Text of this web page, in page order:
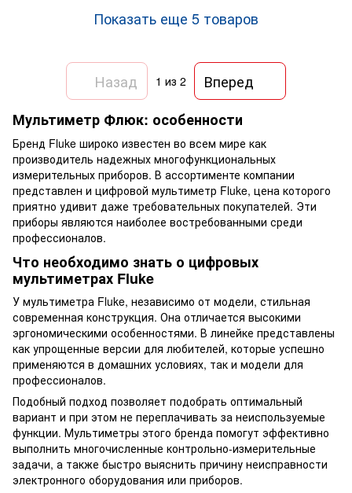
Показать еще 5 товаров
Назад 1 из 2
Вперед
Мультиметр Флюк: особенности
Бренд Fluke широко известен во всем мире как
производитель надежных многофункциональных
измерительных приборов. В ассортименте компании
представлен и цифровой мультиметр Fluke, цена которого
приятно удивит даже требовательных покупателей. Эти
приборы являются наиболее востребованными среди
профессионалов.
Что необходимо знать о цифровых
мультиметрах Fluke
У мультиметра Fluke, независимо от модели, стильная
современная конструкция. Она отличается высокими
эргономическими особенностями. В линейке представлены
как упрощенные версии для любителей, которые успешно
применяются в домашних условиях, так и модели для
профессионалов.
Подобный подход позволяет подобрать оптимальный
вариант и при этом не переплачивать за неиспользуемые
функции. Мультиметры этого бренда помогут эффективно
выполнить многочисленные контрольно-измерительные
задачи, а также быстро выяснить причину неисправности
электронного оборудования или приборов.